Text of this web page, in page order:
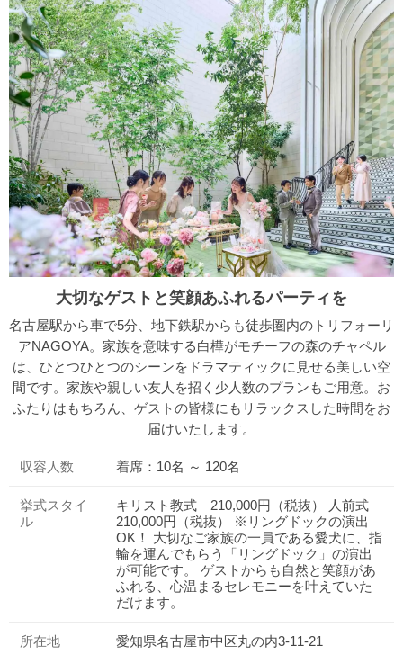
大切なゲストと笑顔あふれるパーティを
名古屋駅から車で5分、地下鉄駅からも徒歩圏内のトリフォーリ
アNAGOYA。家族を意味する白樺がモチーフの森のチャペル
は、ひとつひとつのシーンをドラマティックに見せる美しい空
間です。家族や親しい友人を招く少人数のプランもご用意。お
ふたりはもちろん、ゲストの皆様にもリラックスした時間をお
届けいたします。
収容人数 着席：10名 ～ 120名
挙式スタイ
ル
キリスト教式 210,000円（税抜） 人前式
210,000円（税抜） ※リングドックの演出
OK！ 大切なご家族の一員である愛犬に、指
輪を運んでもらう「リングドック」の演出
が可能です。 ゲストからも自然と笑顔があ
ふれる、心温まるセレモニーを叶えていた
だけます。
所在地 愛知県名古屋市中区丸の内3-11-21